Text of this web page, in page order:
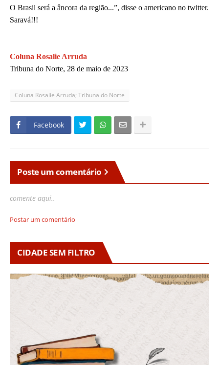
O Brasil será a âncora da região...”, disse o americano no twitter.
Saravá!!!
Coluna Rosalie Arruda
Tribuna do Norte, 28 de maio de 2023
Coluna Rosalie Arruda; Tribuna do Norte
Facebook
Poste um comentário
comente aqui..
Postar um comentário
CIDADE SEM FILTRO